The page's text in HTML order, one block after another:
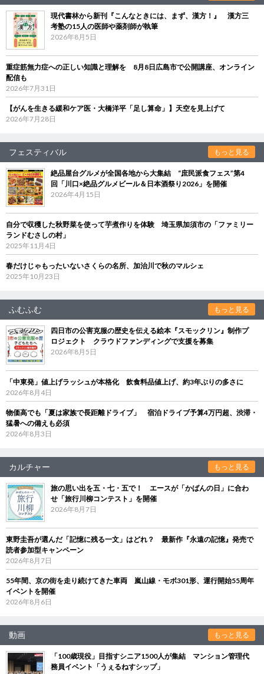
現代書林から新刊『こんなときには、まず、漢方！』 漢方三
考塾の15人の医師や薬剤師が執筆
2026年8月5日
重症筋無力症への正しい知識と理解を 8月8日広島市で公開講座、オンライン
配信も
2026年7月31日
【がんを生きる緩和ケア医・大橋洋平「足し算命」】天空を見上げて
2026年7月28日
フェスティバル もっと見る
絶品屋台グルメが全国各地から大集結 “庶民派食フェス”第4
回「川口×絶品グルメビール＆日本酒祭り2026」を開催
2026年4月15日
自分で収穫した秋野菜を使って芋煮作りを体験 埼玉県加須市の「ファミリー
ランドむさしの村」
2025年11月4日
春だけじゃもったいないさくらの名所、加治川で秋のマルシェ
2025年10月23日
ふむふむ もっと見る
四日市の公害克服の歴史を伝える絵本『スモックリン』制作プ
ロジェクト クラウドファンディングで支援を募集
2026年8月5日
「中東発」値上げラッシュが本格化 飲食料品値上げ、約3年ぶりの多さに
2026年8月4日
物価高でも「夏は家族で長距離ドライブ」 宿泊ドライブ予算4万円超、渋滞・
猛暑への備えも必須
2026年8月3日
カルチャー もっと見る
旅の思い出を五・七・五で！ エースが「かばんの日」に合わ
せ「旅行川柳コンテスト」を開催
2026年8月7日
東野圭吾が選んだ「記憶に残る一文」はどれ？ 最新作『永遠の記憶』発売で
読者参加型キャンペーン
2026年8月7日
55年間、京の街を走り続けてきた車両 嵐山線・モボ301形、運行開始55周年
イベントを開催
2026年8月6日
動画 もっと見る
「100歳現役」目指すシニア1500人が集結 マンション管理代
務員イベント「うぇるねすシップ」